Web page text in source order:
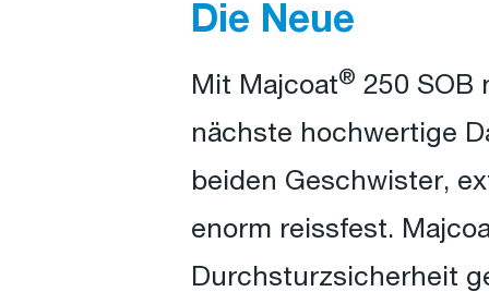
Die Neue
Mit Majcoat® 250 SOB
nächste hochwertige
beiden Geschwister,
enorm reissfest.
Durchsturzsicherheit